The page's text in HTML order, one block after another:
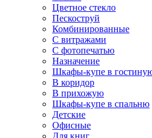
Цветное стекло
Пескоструй
Комбинированные
С витражами
С фотопечатью
Назначение
Шкафы-купе в
В коридор
В прихожую
Шкафы-купе в спальню
Детские
Офисные
Для книг